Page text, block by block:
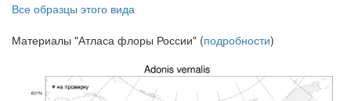
Все образцы этого вида
Материалы "Атласа флоры России" (подробности)